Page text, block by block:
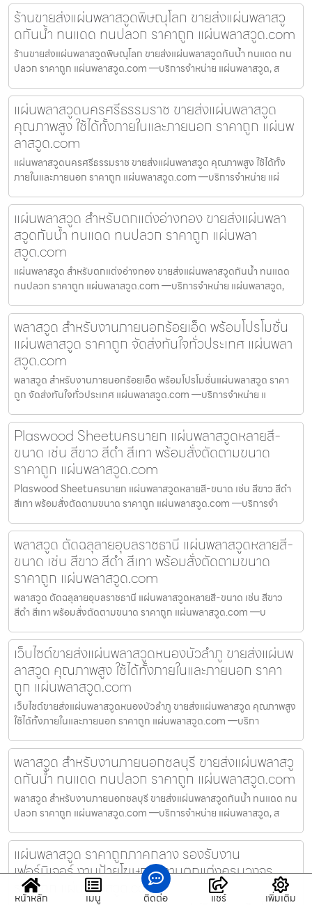
ร้านขายส่งแผ่นพลาสวูดพิษณุโลก ขายส่งแผ่นพลาสวู
ดกันน้ำ ทนแดด ทนปลวก ราคาถูก แผ่นพลาสวูด.com
ร้านขายส่งแผ่นพลาสวูดพิษณุโลก ขายส่งแผ่นพลาสวูดกันน้ำ ทนแดด ทน
ปลวก ราคาถูก แผ่นพลาสวูด.com —บริการจำหน่าย แผ่นพลาสวูด, ส
แผ่นพลาสวูดนครศรีธรรมราช ขายส่งแผ่นพลาสวูด
คุณภาพสูง ใช้ได้ทั้งภายในและภายนอก ราคาถูก แผ่นพ
ลาสวูด.com
แผ่นพลาสวูดนครศรีธรรมราช ขายส่งแผ่นพลาสวูด คุณภาพสูง ใช้ได้ทั้ง
ภายในและภายนอก ราคาถูก แผ่นพลาสวูด.com —บริการจำหน่าย แผ่
แผ่นพลาสวูด สำหรับตกแต่งอ่างทอง ขายส่งแผ่นพลา
สวูดกันน้ำ ทนแดด ทนปลวก ราคาถูก แผ่นพลา
สวูด.com
แผ่นพลาสวูด สำหรับตกแต่งอ่างทอง ขายส่งแผ่นพลาสวูดกันน้ำ ทนแดด
ทนปลวก ราคาถูก แผ่นพลาสวูด.com —บริการจำหน่าย แผ่นพลาสวูด,
พลาสวูด สำหรับงานภายนอกร้อยเอ็ด พร้อมโปรโมชั่น
แผ่นพลาสวูด ราคาถูก จัดส่งทันใจทั่วประเทศ แผ่นพลา
สวูด.com
พลาสวูด สำหรับงานภายนอกร้อยเอ็ด พร้อมโปรโมชั่นแผ่นพลาสวูด ราคา
ถูก จัดส่งทันใจทั่วประเทศ แผ่นพลาสวูด.com —บริการจำหน่าย แ
Plaswood Sheetนครนายก แผ่นพลาสวูดหลายสี-
ขนาด เช่น สีขาว สีดำ สีเทา พร้อมสั่งตัดตามขนาด
ราคาถูก แผ่นพลาสวูด.com
Plaswood Sheetนครนายก แผ่นพลาสวูดหลายสี-ขนาด เช่น สีขาว สีดำ
สีเทา พร้อมสั่งตัดตามขนาด ราคาถูก แผ่นพลาสวูด.com —บริการจำ
พลาสวูด ตัดฉลุลายอุบลราชธานี แผ่นพลาสวูดหลายสี-
ขนาด เช่น สีขาว สีดำ สีเทา พร้อมสั่งตัดตามขนาด
ราคาถูก แผ่นพลาสวูด.com
พลาสวูด ตัดฉลุลายอุบลราชธานี แผ่นพลาสวูดหลายสี-ขนาด เช่น สีขาว
สีดำ สีเทา พร้อมสั่งตัดตามขนาด ราคาถูก แผ่นพลาสวูด.com —บ
เว็บไซต์ขายส่งแผ่นพลาสวูดหนองบัวลำภู ขายส่งแผ่นพ
ลาสวูด คุณภาพสูง ใช้ได้ทั้งภายในและภายนอก ราคา
ถูก แผ่นพลาสวูด.com
เว็บไซต์ขายส่งแผ่นพลาสวูดหนองบัวลำภู ขายส่งแผ่นพลาสวูด คุณภาพสูง
ใช้ได้ทั้งภายในและภายนอก ราคาถูก แผ่นพลาสวูด.com —บริกา
พลาสวูด สำหรับงานภายนอกชลบุรี ขายส่งแผ่นพลาสวู
ดกันน้ำ ทนแดด ทนปลวก ราคาถูก แผ่นพลาสวูด.com
พลาสวูด สำหรับงานภายนอกชลบุรี ขายส่งแผ่นพลาสวูดกันน้ำ ทนแดด ทน
ปลวก ราคาถูก แผ่นพลาสวูด.com —บริการจำหน่าย แผ่นพลาสวูด, ส
แผ่นพลาสวูด ราคาถูกภาคกลาง รองรับงาน
เฟอร์นิเจอร์ งานป้ายโฆษณา งานตกแต่งครบวงจร
ราคาถูก แผ่นพลาสวูด.com
หน้าหลัก เมนู ติดต่อ แชร์ เพิ่มเติม